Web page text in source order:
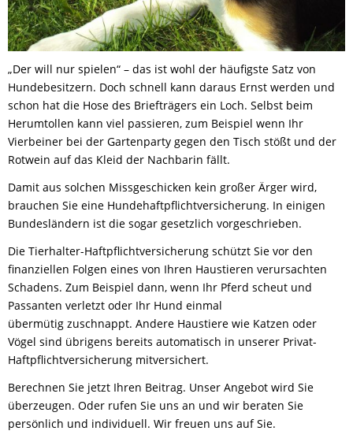
„Der will nur spielen“ – das ist wohl der häufigste Satz von
Hundebesitzern. Doch schnell kann daraus Ernst werden und
schon hat die Hose des Briefträgers ein Loch. Selbst beim
Herumtollen kann viel passieren, zum Beispiel wenn Ihr
Vierbeiner bei der Gartenparty gegen den Tisch stößt und der
Rotwein auf das Kleid der Nachbarin fällt.
Damit aus solchen Missgeschicken kein großer Ärger wird,
brauchen Sie eine Hundehaftpflichtversicherung. In einigen
Bundesländern ist die sogar gesetzlich vorgeschrieben.
Die Tierhalter-Haftpflichtversicherung schützt Sie vor den
finanziellen Folgen eines von Ihren Haustieren verursachten
Schadens. Zum Beispiel dann, wenn Ihr Pferd scheut und
Passanten verletzt oder Ihr Hund einmal
übermütig zuschnappt. Andere Haustiere wie Katzen oder
Vögel sind übrigens bereits automatisch in unserer Privat-
Haftpflichtversicherung mitversichert.
Berechnen Sie jetzt Ihren Beitrag. Unser Angebot wird Sie
überzeugen. Oder rufen Sie uns an und wir beraten Sie
persönlich und individuell. Wir freuen uns auf Sie.